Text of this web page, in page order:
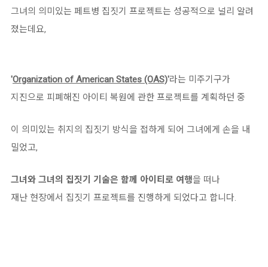
그녀의 의미있는 페트병 집짓기 프로젝트는 성공적으로 널리 알려
졌는데요,
'Organization of American States (OAS)'라는 미주기구가
지진으로 피폐해진 아이티 복원에 관한 프로젝트를 계획하던 중
이 의미있는 취지의 집짓기 방식을 접하게 되어 그녀에게 손을 내
밀었고,
그녀와 그녀의 집짓기 기술은 함께 아이티로 여행을 떠나
재난 현장에서 집짓기 프로젝트를 진행하게 되었다고 합니다.